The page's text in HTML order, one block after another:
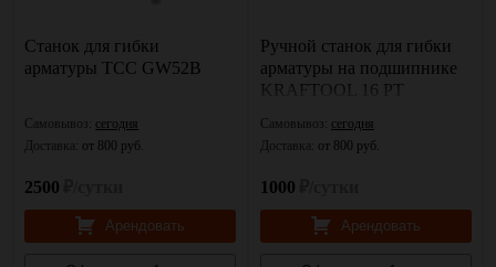
Станок для гибки
арматуры ТСС GW52B
Самовывоз: сегодня
Доставка: от 800 руб.
2500
Арендовать
Ручной станок для гибки
арматуры на подшипнике
KRAFTOOL 16 PT
Самовывоз: сегодня
Доставка: от 800 руб.
1000
Арендовать